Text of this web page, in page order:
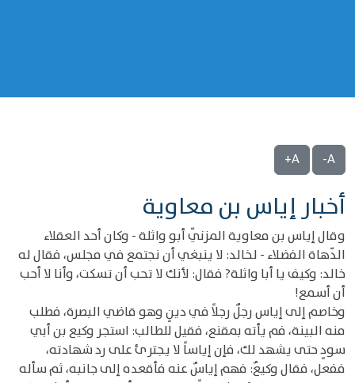
A-
A+
أخبار إياس بن معاوية
وقال إياس بن معاوية المزنّي أبو واثلة - وكان أحد العقلاء
الدّهاة الفضلاء - لخالد: لا ينبغي أن نجتمع في مجلس، فقال له
خالد: وكيف يا أبا واثلة? فقال: لأنك لا تحب أن تسكت، وأنا لا أحب
أن أسمع!
وخاصم إلى إياس رجلٌ رجلاً في دينٍ وهو قاضي البصرة، فطلب
منه البينة، فم يأته بمقنع، فقيل للطالب: استجر وكيع بن أبي
سودٍ حتى يشهد لك، فإن إياساً لا يجترئ على رد شهادته،
ففعل، فقال وكيعٌ: فهم إياسٌ عنه فأقعده إلى جانبه، ثم سأله